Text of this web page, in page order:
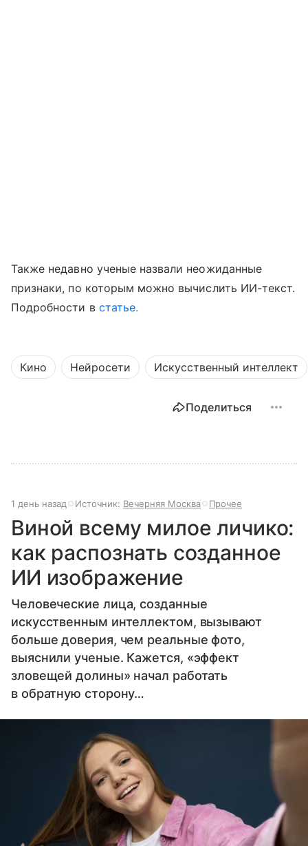
Также недавно ученые назвали неожиданные
признаки, по которым можно вычислить ИИ-текст.
Подробности в статье.
Кино Нейросети Искусственный интеллект
Поделиться
1 день назад Источник: Вечерняя Москва Прочее
Виной всему милое личико:
как распознать созданное
ИИ изображение
Человеческие лица, созданные
искусственным интеллектом, вызывают
больше доверия, чем реальные фото,
выяснили ученые. Кажется, «эффект
зловещей долины» начал работать
в обратную сторону…